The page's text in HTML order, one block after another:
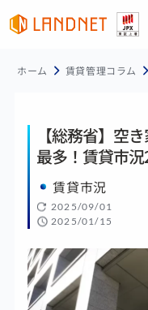
ホーム 賃貸管理コラム
【総務省】空
最多！賃貸市況
賃貸市況
2025/09/01
2025/01/15